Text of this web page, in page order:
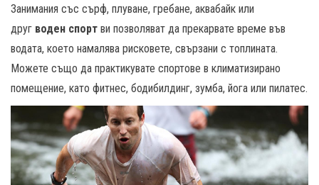
Занимания със сърф, плуване, гребане, аквабайк или
друг воден спорт ви позволяват да прекарвате време във
водата, което намалява рисковете, свързани с топлината.
Можете също да практикувате спортове в климатизирано
помещение, като фитнес, бодибилдинг, зумба, йога или пилатес.